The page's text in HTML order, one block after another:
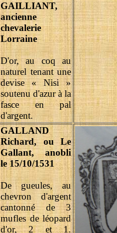
GAILLIANT,
ancienne
chevalerie
Lorraine
D'or, au coq au
naturel tenant une
devise « Nisi »
soutenu d'azur à la
fasce en pal
d'argent.
GALLAND
Richard, ou Le
Gallant, anobli
le 15/10/1531
De gueules, au
chevron d'argent
cantonné de 3
mufles de léopard
d'or, 2 et 1.